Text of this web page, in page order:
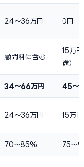
24〜36万円 0円
顧問料に含む
15万
途）
34〜66万円 45〜
24〜36万円 15万円
70〜85% 75〜